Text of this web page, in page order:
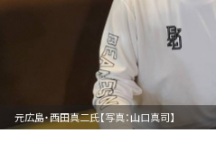
元広島・西田真二氏【写真：山口真司】